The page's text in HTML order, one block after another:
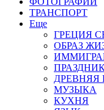
ТРАНСПОРТ
Еще
ГРЕЦИЯ
ОБРАЗ
МУЗЫКА
КУХНЯ